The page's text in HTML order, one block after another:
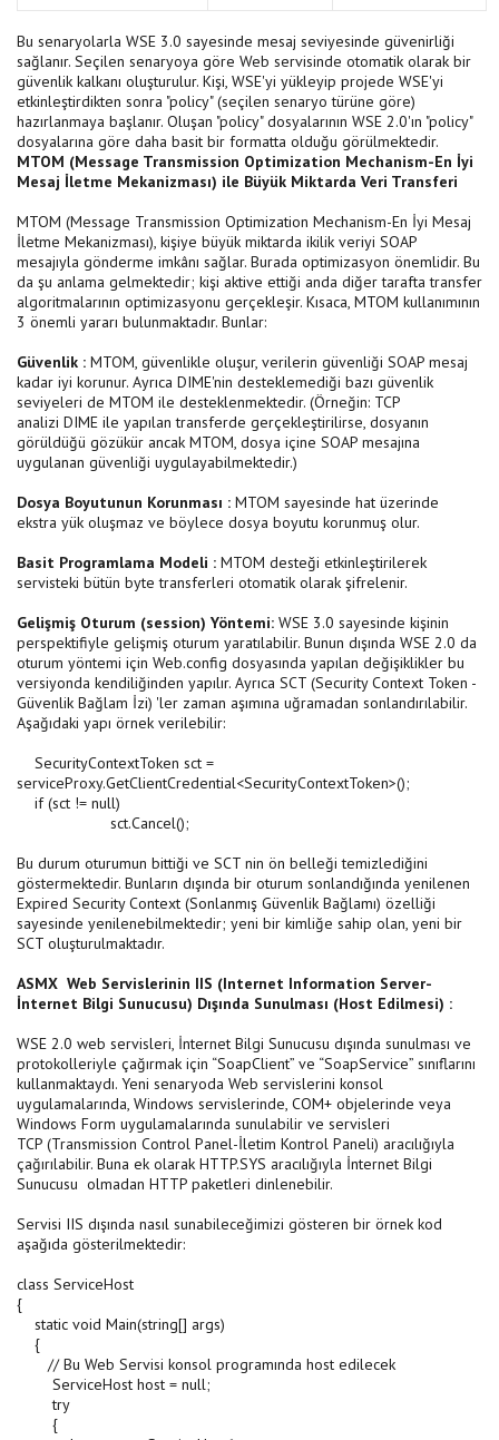
Bu senaryolarla WSE 3.0 sayesinde mesaj seviyesinde güvenirliği
sağlanır. Seçilen senaryoya göre Web servisinde otomatik olarak bir
güvenlik kalkanı oluşturulur. Kişi, WSE'yi yükleyip projede WSE'yi
etkinleştirdikten sonra "policy" (seçilen senaryo türüne göre)
hazırlanmaya başlanır. Oluşan "policy" dosyalarının WSE 2.0'ın "policy"
dosyalarına göre daha basit bir formatta olduğu görülmektedir.
MTOM (Message Transmission Optimization Mechanism-En İyi
Mesaj İletme Mekanizması) ile Büyük Miktarda Veri Transferi
MTOM (Message Transmission Optimization Mechanism-En İyi Mesaj
İletme Mekanizması), kişiye büyük miktarda ikilik veriyi SOAP
mesajıyla gönderme imkânı sağlar. Burada optimizasyon önemlidir. Bu
da şu anlama gelmektedir; kişi aktive ettiği anda diğer tarafta transfer
algoritmalarının optimizasyonu gerçekleşir. Kısaca, MTOM kullanımının
3 önemli yararı bulunmaktadır. Bunlar:
Güvenlik : MTOM, güvenlikle oluşur, verilerin güvenliği SOAP mesaj
kadar iyi korunur. Ayrıca DIME'nin desteklemediği bazı güvenlik
seviyeleri de MTOM ile desteklenmektedir. (Örneğin: TCP
analizi DIME ile yapılan transferde gerçekleştirilirse, dosyanın
görüldüğü gözükür ancak MTOM, dosya içine SOAP mesajına
uygulanan güvenliği uygulayabilmektedir.)
Dosya Boyutunun Korunması : MTOM sayesinde hat üzerinde
ekstra yük oluşmaz ve böylece dosya boyutu korunmuş olur.
Basit Programlama Modeli : MTOM desteği etkinleştirilerek
servisteki bütün byte transferleri otomatik olarak şifrelenir.
Gelişmiş Oturum (session) Yöntemi: WSE 3.0 sayesinde kişinin
perspektifiyle gelişmiş oturum yaratılabilir. Bunun dışında WSE 2.0 da
oturum yöntemi için Web.config dosyasında yapılan değişiklikler bu
versiyonda kendiliğinden yapılır. Ayrıca SCT (Security Context Token -
Güvenlik Bağlam İzi) 'ler zaman aşımına uğramadan sonlandırılabilir.
Aşağıdaki yapı örnek verilebilir:
SecurityContextToken sct =
serviceProxy.GetClientCredential<SecurityContextToken>();
if (sct != null)
sct.Cancel();
Bu durum oturumun bittiği ve SCT nin ön belleği temizlediğini
göstermektedir. Bunların dışında bir oturum sonlandığında yenilenen
Expired Security Context (Sonlanmış Güvenlik Bağlamı) özelliği
sayesinde yenilenebilmektedir; yeni bir kimliğe sahip olan, yeni bir
SCT oluşturulmaktadır.
ASMX Web Servislerinin IIS (Internet Information Server-
İnternet Bilgi Sunucusu) Dışında Sunulması (Host Edilmesi) :
WSE 2.0 web servisleri, İnternet Bilgi Sunucusu dışında sunulması ve
protokolleriyle çağırmak için “SoapClient” ve “SoapService” sınıflarını
kullanmaktaydı. Yeni senaryoda Web servislerini konsol
uygulamalarında, Windows servislerinde, COM+ objelerinde veya
Windows Form uygulamalarında sunulabilir ve servisleri
TCP (Transmission Control Panel-İletim Kontrol Paneli) aracılığıyla
çağırılabilir. Buna ek olarak HTTP.SYS aracılığıyla İnternet Bilgi
Sunucusu olmadan HTTP paketleri dinlenebilir.
Servisi IIS dışında nasıl sunabileceğimizi gösteren bir örnek kod
aşağıda gösterilmektedir:
class ServiceHost
{
static void Main(string[] args)
{
// Bu Web Servisi konsol programında host edilecek
ServiceHost host = null;
try
{